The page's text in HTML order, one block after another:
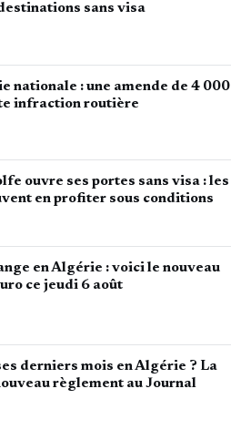
sans visa
nationale : une amende de 4 000
infraction routière
ouvre ses portes sans visa : les
en profiter sous conditions
en Algérie : voici le nouveau
ce jeudi 6 août
derniers mois en Algérie ? La
règlement au Journal